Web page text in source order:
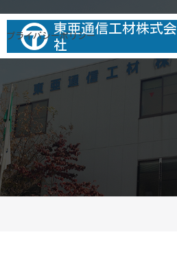
東亜通信工材株式会
社
プライバシーポリシー 製品情報